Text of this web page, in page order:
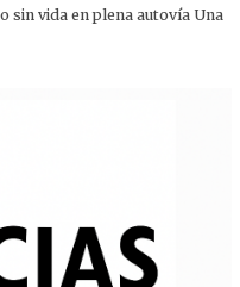
sin vida en plena autovía Una